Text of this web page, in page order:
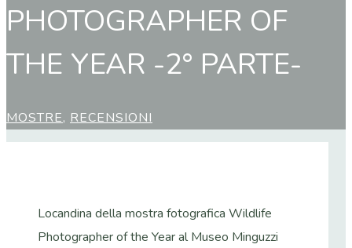
PHOTOGRAPHER OF
THE YEAR -2° PARTE-
MOSTRE, RECENSIONI
Locandina della mostra fotografica Wildlife
Photographer of the Year al Museo Minguzzi